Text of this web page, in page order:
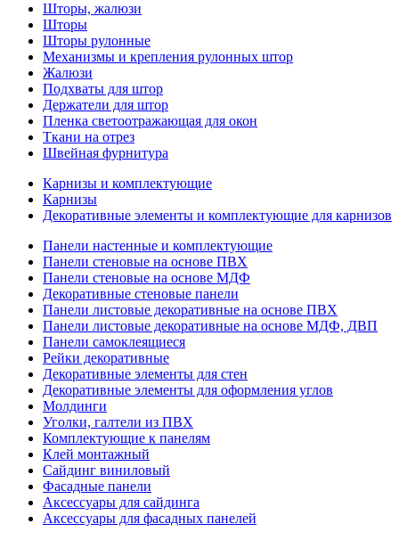
Шторы, жалюзи
Шторы
Шторы рулонные
Механизмы и крепления рулонных штор
Жалюзи
Подхваты для штор
Держатели для штор
Пленка светоотражающая для окон
Ткани на отрез
Швейная фурнитура
Карнизы и комплектующие
Карнизы
Декоративные элементы и комплектующие для карнизов
Панели настенные и комплектующие
Панели стеновые на основе ПВХ
Панели стеновые на основе МДФ
Декоративные стеновые панели
Панели листовые декоративные на основе ПВХ
Панели листовые декоративные на основе МДФ, ДВП
Панели самоклеящиеся
Рейки декоративные
Декоративные элементы для стен
Декоративные элементы для оформления углов
Молдинги
Уголки, галтели из ПВХ
Комплектующие к панелям
Клей монтажный
Сайдинг виниловый
Фасадные панели
Аксессуары для сайдинга
Аксессуары для фасадных панелей